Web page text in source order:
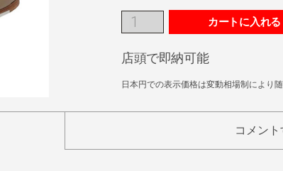
カートに入れる
店頭で即納可能
日本円での表示価格は変動相場制により
コメント